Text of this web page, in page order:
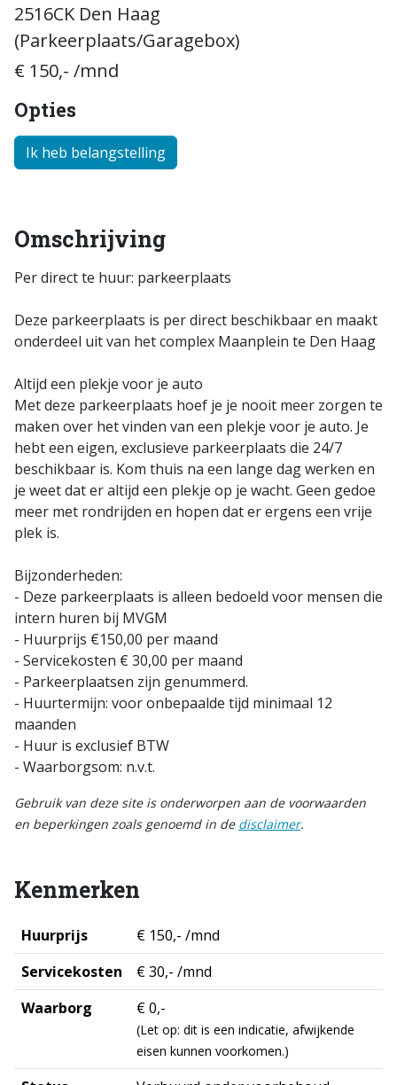
2516CK Den Haag
(Parkeerplaats/Garagebox)
€ 150,- /mnd
Opties
Ik heb belangstelling
Omschrijving
Per direct te huur: parkeerplaats
Deze parkeerplaats is per direct beschikbaar en maakt
onderdeel uit van het complex Maanplein te Den Haag
Altijd een plekje voor je auto
Met deze parkeerplaats hoef je je nooit meer zorgen te
maken over het vinden van een plekje voor je auto. Je
hebt een eigen, exclusieve parkeerplaats die 24/7
beschikbaar is. Kom thuis na een lange dag werken en
je weet dat er altijd een plekje op je wacht. Geen gedoe
meer met rondrijden en hopen dat er ergens een vrije
plek is.
Bijzonderheden:
- Deze parkeerplaats is alleen bedoeld voor mensen die
intern huren bij MVGM
- Huurprijs €150,00 per maand
- Servicekosten € 30,00 per maand
- Parkeerplaatsen zijn genummerd.
- Huurtermijn: voor onbepaalde tijd minimaal 12
maanden
- Huur is exclusief BTW
- Waarborgsom: n.v.t.
Gebruik van deze site is onderworpen aan de voorwaarden
en beperkingen zoals genoemd in de disclaimer.
Kenmerken
Huurprijs
€ 150,- /mnd
Servicekosten
€ 30,- /mnd
Waarborg
€ 0,-
(Let op: dit is een indicatie, afwijkende
eisen kunnen voorkomen.)